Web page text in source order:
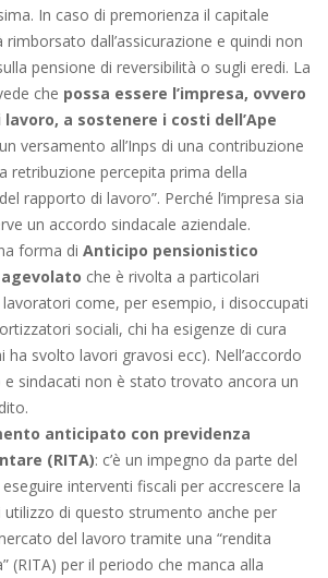
In caso di premorienza il capitale
rimborsato dall’assicurazione e quindi non
pensione di reversibilità o sugli eredi. La
che possa essere l’impresa, ovvero
a sostenere i costi dell’Ape
versamento all’Inps di una contribuzione
retribuzione percepita prima della
rapporto di lavoro”. Perché l’impresa sia
un accordo sindacale aziendale.
forma di Anticipo pensionistico
che è rivolta a particolari
come, per esempio, i disoccupati
sociali, chi ha esigenze di cura
ha svolto lavori gravosi ecc). Nell’accordo
e sindacati non è stato trovato ancora un
anticipato con previdenza
(RITA): c’è un impegno da parte del
interventi fiscali per accrescere la
utilizzo di questo strumento anche per
del lavoro tramite una “rendita
(RITA) per il periodo che manca alla